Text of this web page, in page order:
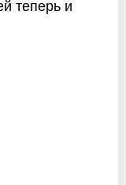
теперь и